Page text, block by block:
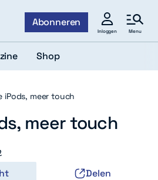
Abonneren
Inloggen Menu
Shop
iPods, meer touch
meer touch
Delen